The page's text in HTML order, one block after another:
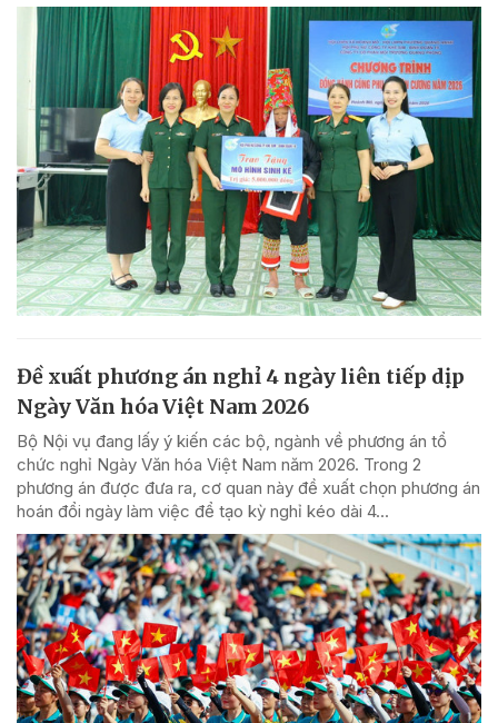
Đề xuất phương án nghỉ 4 ngày liên tiếp dịp
Ngày Văn hóa Việt Nam 2026
Bộ Nội vụ đang lấy ý kiến các bộ, ngành về phương án tổ
chức nghỉ Ngày Văn hóa Việt Nam năm 2026. Trong 2
phương án được đưa ra, cơ quan này đề xuất chọn phương án
hoán đổi ngày làm việc để tạo kỳ nghỉ kéo dài 4...